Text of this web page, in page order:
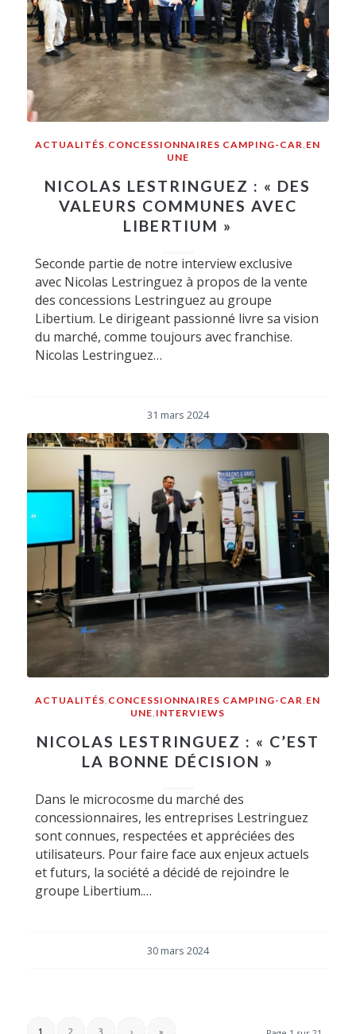
ACTUALITÉS CONCESSIONNAIRES CAMPING-CAR EN
UNE
NICOLAS LESTRINGUEZ : « DES
VALEURS COMMUNES AVEC
LIBERTIUM »
Seconde partie de notre interview exclusive
avec Nicolas Lestringuez à propos de la vente
des concessions Lestringuez au groupe
Libertium. Le dirigeant passionné livre sa vision
du marché, comme toujours avec franchise.
Nicolas Lestringuez…
31 mars 2024
ACTUALITÉS, CONCESSIONNAIRES CAMPING-CAR, EN
UNE, INTERVIEWS
NICOLAS LESTRINGUEZ : « C’EST
LA BONNE DÉCISION »
Dans le microcosme du marché des
concessionnaires, les entreprises Lestringuez
sont connues, respectées et appréciées des
utilisateurs. Pour faire face aux enjeux actuels
et futurs, la société a décidé de rejoindre le
groupe Libertium.…
30 mars 2024
1 2 3 › »